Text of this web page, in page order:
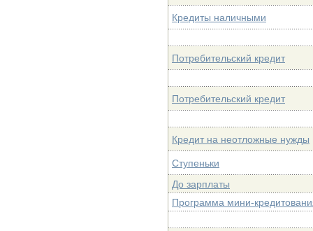
Кредиты наличными
Потребительский кредит
Потребительский кредит
Кредит на неотложные нужды
Ступеньки
До зарплаты
Программа мини-